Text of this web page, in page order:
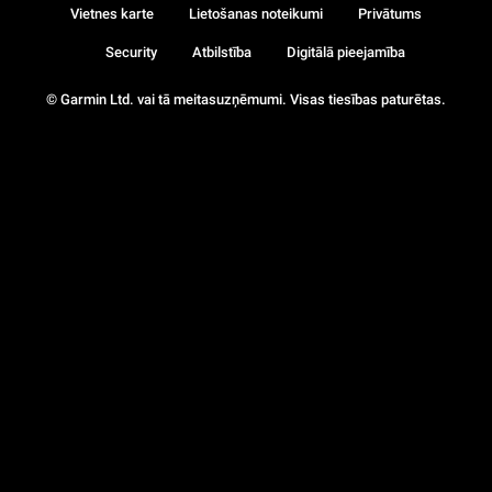
© Garmin Ltd. vai tā meitasuzņēmumi. Visas tiesības paturētas.
Vietnes karte Lietošanas noteikumi Privātums
Security Atbilstība Digitālā pieejamība